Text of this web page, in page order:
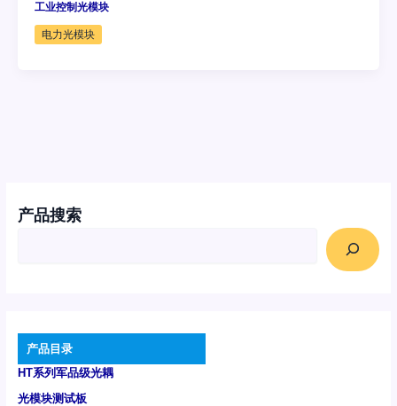
产品搜索
产品目录
HT系列军品级光耦
光模块测试板
工业控制光模块
电力光模块